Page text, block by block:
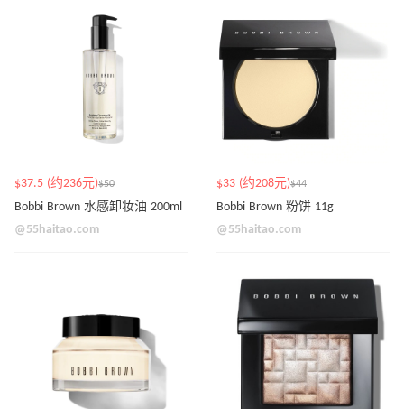
$37.5 (约236元)$50
Bobbi Brown 水感卸妆油 200ml
@55haitao.com
$33 (约208元)$44
Bobbi Brown 粉饼 11g
@55haitao.com